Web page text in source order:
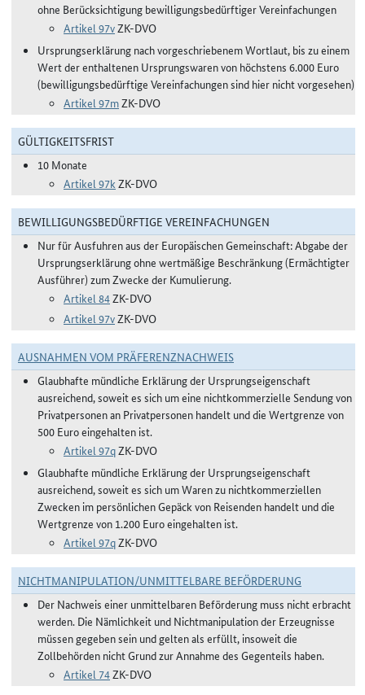
ohne Berücksichtigung bewilligungsbedürftiger Vereinfachungen
Artikel 97vZK-DVO
Ursprungserklärung nach vorgeschriebenem Wortlaut, bis zu einem
Wert der enthaltenen Ursprungswaren von höchstens 6.000 Euro
(bewilligungsbedürftige Vereinfachungen sind hier nicht vorgesehen)
Artikel 97mZK-DVO
GÜLTIGKEITSFRIST
10 Monate
Artikel 97k ZK-DVO
BEWILLIGUNGSBEDÜRFTIGE VEREINFACHUNGEN
Nur für Ausfuhren aus der Europäischen Gemeinschaft: Abgabe der
Ursprungserklärung ohne wertmäßige Beschränkung (Ermächtigter
Ausführer) zum Zwecke der Kumulierung.
Artikel 84ZK-DVO
Artikel 97vZK-DVO
AUSNAHMEN VOM PRÄFERENZNACHWEIS
Glaubhafte mündliche Erklärung der Ursprungseigenschaft
ausreichend, soweit es sich um eine nichtkommerzielle Sendung von
Privatpersonen an Privatpersonen handelt und die Wertgrenze von
500 Euro eingehalten ist.
Artikel 97qZK-DVO
Glaubhafte mündliche Erklärung der Ursprungseigenschaft
ausreichend, soweit es sich um Waren zu nichtkommerziellen
Zwecken im persönlichen Gepäck von Reisenden handelt und die
Wertgrenze von 1.200 Euro eingehalten ist.
Artikel 97qZK-DVO
NICHTMANIPULATION/UNMITTELBARE BEFÖRDERUNG
Der Nachweis einer unmittelbaren Beförderung muss nicht erbracht
werden. Die Nämlichkeit und Nichtmanipulation der Erzeugnisse
müssen gegeben sein und gelten als erfüllt, insoweit die
Zollbehörden nicht Grund zur Annahme des Gegenteils haben.
Artikel 74ZK-DVO